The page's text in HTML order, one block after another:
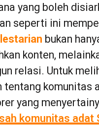
yang boleh
seperti ini
bukan
konten,
relasi. Untuk
tentang komunitas
yang
komunitas adat